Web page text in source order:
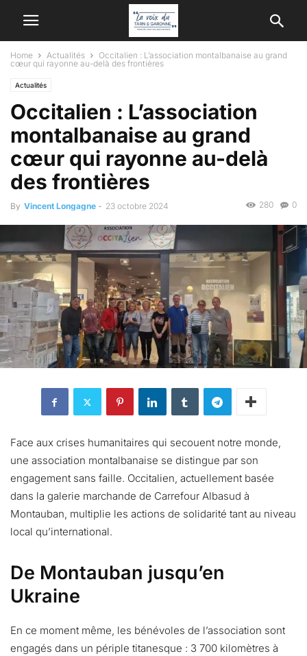
Home Actualités
Occitalien : L’association montalbanaise au grand
cœur qui rayonne au-delà des frontières
Actualités
Occitalien : L’association
montalbanaise au grand
cœur qui rayonne au-delà
des frontières
By Vincent Longagne - 23 octobre 2024 0
280
Face aux crises humanitaires qui secouent notre monde,
une association montalbanaise se distingue par son
engagement sans faille. Occitalien, actuellement basée
dans la galerie marchande de Carrefour Albasud à
Montauban, multiplie les actions de solidarité tant au niveau
local qu’international.
De Montauban jusqu’en
Ukraine
En ce moment même, les bénévoles de l’association sont
engagés dans un périple titanesque : 3 700 kilomètres à